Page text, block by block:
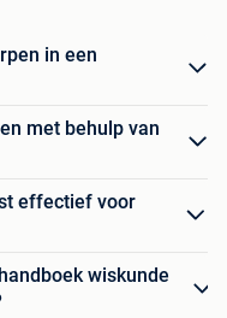
in een
met behulp van
effectief voor
wiskunde